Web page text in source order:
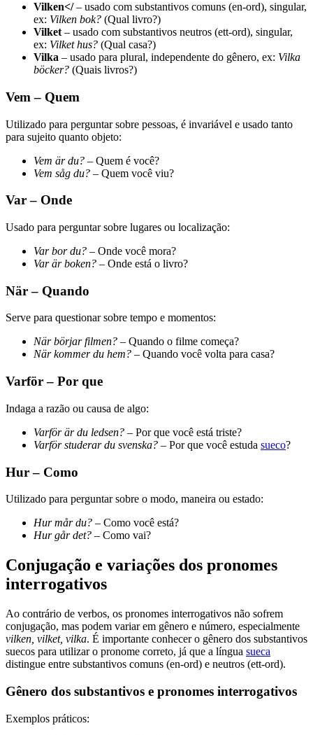
Vilken</– usado com substantivos comuns (en-ord), singular,
ex: Vilken bok? (Qual livro?)
Vilket – usado com substantivos neutros (ett-ord), singular,
ex: Vilket hus? (Qual casa?)
Vilka – usado para plural, independente do gênero, ex: Vilka
böcker? (Quais livros?)
Vem – Quem
Utilizado para perguntar sobre pessoas, é invariável e usado tanto
para sujeito quanto objeto:
Vem är du? – Quem é você?
Vem såg du? – Quem você viu?
Var – Onde
Usado para perguntar sobre lugares ou localização:
Var bor du? – Onde você mora?
Var är boken? – Onde está o livro?
När – Quando
Serve para questionar sobre tempo e momentos:
När börjar filmen? – Quando o filme começa?
När kommer du hem? – Quando você volta para casa?
Varför – Por que
Indaga a razão ou causa de algo:
Varför är du ledsen? – Por que você está triste?
Varför studerar du svenska? – Por que você estuda sueco?
Hur – Como
Utilizado para perguntar sobre o modo, maneira ou estado:
Hur mår du? – Como você está?
Hur går det? – Como vai?
Conjugação e variações dos pronomes
interrogativos
Ao contrário de verbos, os pronomes interrogativos não sofrem
conjugação, mas podem variar em gênero e número, especialmente
vilken, vilket, vilka. É importante conhecer o gênero dos substantivos
suecos para utilizar o pronome correto, já que a língua sueca
distingue entre substantivos comuns (en-ord) e neutros (ett-ord).
Gênero dos substantivos e pronomes interrogativos
Exemplos práticos: